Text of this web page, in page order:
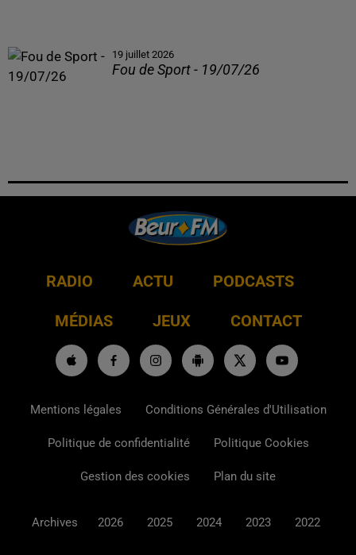
19 juillet 2026
Fou de Sport - 19/07/26
RADIO ACTU PODCASTS
MÉDIAS JEUX CONTACT
Mentions légales Conditions Générales d'Utilisation
Politique de confidentialité Politique Cookies
Gestion des cookies Plan du site
Archives 2026 2025 2024 2023 2022